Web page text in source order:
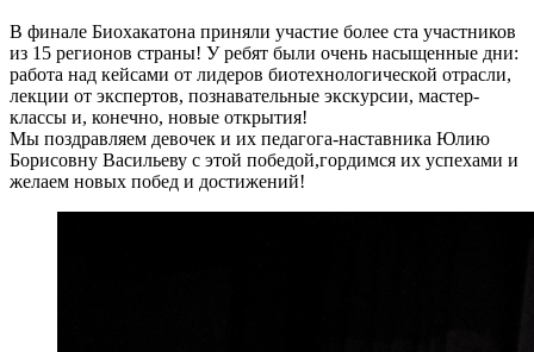
В финале Биохакатона приняли участие более ста участников
из 15 регионов страны! У ребят были очень насыщенные дни:
работа над кейсами от лидеров биотехнологической отрасли,
лекции от экспертов, познавательные экскурсии, мастер-
классы и, конечно, новые открытия!
Мы поздравляем девочек и их педагога-наставника Юлию
Борисовну Васильеву с этой победой,гордимся их успехами и
желаем новых побед и достижений!